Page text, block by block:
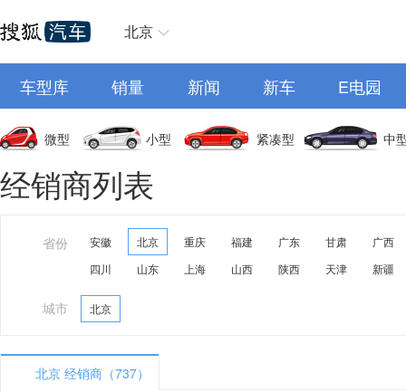
北京
车型库 销量 新闻 新车 E电园
微型 小型 紧凑型 中
经销商列表
省份 安徽 北京 重庆 福建 广东 甘肃
广西
四川
山东 上海 山西 陕西 天津 新疆
城市 北京
北京 经销商（737）